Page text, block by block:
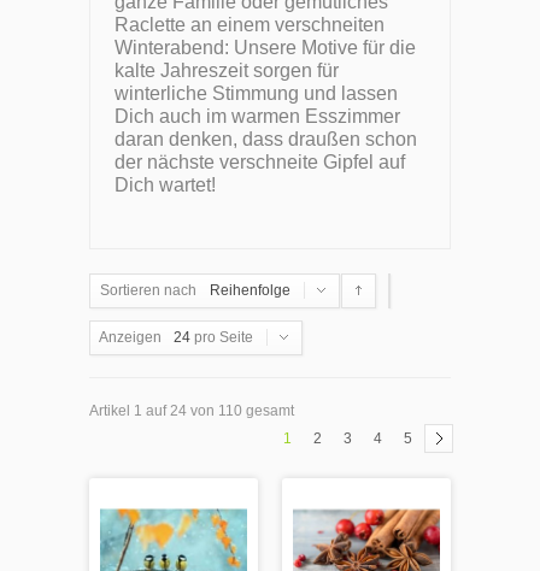
Raclette an einem verschneiten
Winterabend: Unsere Motive für die
kalte Jahreszeit sorgen für
winterliche Stimmung und lassen
Dich auch im warmen Esszimmer
daran denken, dass draußen schon
der nächste verschneite Gipfel auf
Dich wartet!
Sortieren nach Reihenfolge
Anzeigen 24 pro Seite
Artikel 1 auf 24 von 110 gesamt
1
2 3 4 5